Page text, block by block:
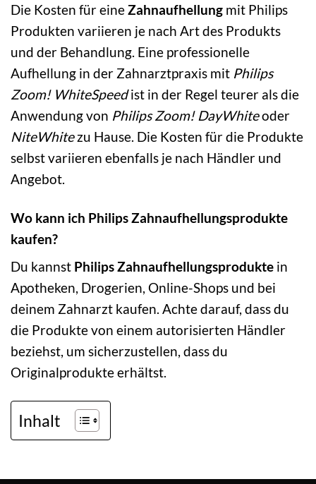
Die Kosten für eineZahnaufhellung mit Philips
Produkten variieren je nach Art des Produkts
und der Behandlung. Eine professionelle
Aufhellung in der Zahnarztpraxis mit Philips
Zoom! WhiteSpeedist in der Regel teurer als die
Anwendung von Philips Zoom! DayWhiteoder
NiteWhitezu Hause. Die Kosten für die Produkte
selbst variieren ebenfalls je nach Händler und
Angebot.
Wo kann ich Philips Zahnaufhellungsprodukte
kaufen?
Du kannst Philips Zahnaufhellungsprodukte in
Apotheken, Drogerien, Online-Shops und bei
deinem Zahnarzt kaufen. Achte darauf, dass du
die Produkte von einem autorisierten Händler
beziehst, um sicherzustellen, dass du
Originalprodukte erhältst.
Inhalt